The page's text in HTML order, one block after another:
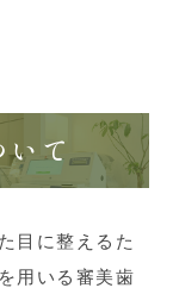
いて
目に整えるた
用いる審美歯